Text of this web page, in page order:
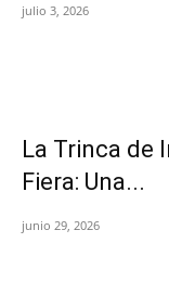
julio 3, 2026
​La Trinca de
Fiera: Una...
junio 29, 2026